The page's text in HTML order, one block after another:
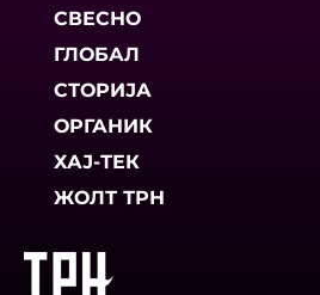
СВЕСНО
ГЛОБАЛ
СТОРИЈА
ОРГАНИК
ХАЈ-ТЕК
ЖОЛТ ТРН